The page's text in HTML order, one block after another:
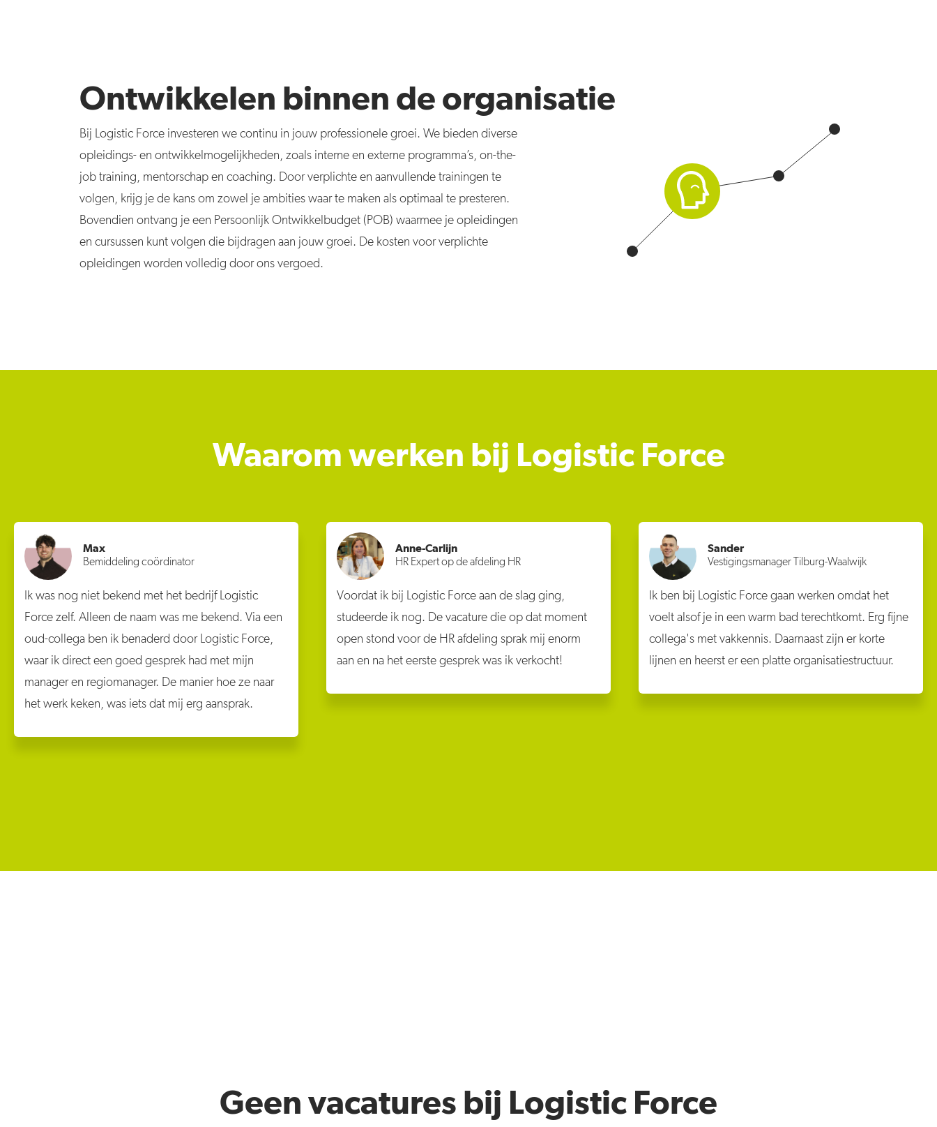
Ontwikkelen binnen de organisatie
Bij Logistic Force investeren we continu in jouw professionele groei. We bieden diverse
opleidings- en ontwikkelmogelijkheden, zoals interne en externe programma’s, on-the-
job training, mentorschap en coaching. Door verplichte en aanvullende trainingen te
volgen, krijg je de kans om zowel je ambities waar te maken als optimaal te presteren.
Bovendien ontvang je een Persoonlijk Ontwikkelbudget (POB) waarmee je opleidingen
en cursussen kunt volgen die bijdragen aan jouw groei. De kosten voor verplichte
opleidingen worden volledig door ons vergoed.
Waarom werken bij Logistic Force
Max
Bemiddeling coördinator
Ik was nog niet bekend met het bedrijf Logistic
Force zelf. Alleen de naam was me bekend. Via een
oud-collega ben ik benaderd door Logistic Force,
waar ik direct een goed gesprek had met mijn
manager en regiomanager. De manier hoe ze naar
het werk keken, was iets dat mij erg aansprak.
Anne-Carlijn
HR Expert op de afdeling HR
Voordat ik bij Logistic Force aan de slag ging,
studeerde ik nog. De vacature die op dat moment
open stond voor de HR afdeling sprak mij enorm
aan en na het eerste gesprek was ik verkocht!
Sander
Vestigingsmanager Tilburg-Waalwijk
Ik ben bij Logistic Force gaan werken omdat het
voelt alsof je in een warm bad terechtkomt. Erg fijne
collega's met vakkennis. Daarnaast zijn er korte
lijnen en heerst er een platte organisatiestructuur.
Geen vacatures bij Logistic Force